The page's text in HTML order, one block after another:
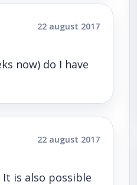
22 august 2017
now) do I have
22 august 2017
is also possible